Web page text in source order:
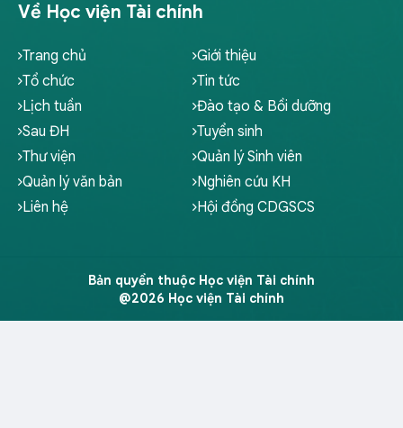
Về Học viện Tài chính
Trang chủ
Giới thiệu
Tổ chức
Tin tức
Lịch tuần
Đào tạo & Bồi dưỡng
Sau ĐH
Tuyển sinh
Thư viện
Quản lý Sinh viên
Quản lý văn bản
Nghiên cứu KH
Liên hệ
Hội đồng CDGSCS
Bản quyền thuộc Học viện Tài chính
@2026 Học viện Tài chính